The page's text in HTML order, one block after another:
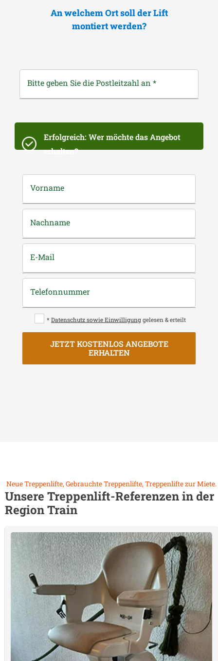
An welchem Ort soll der Lift
montiert werden?
Bitte geben Sie die Postleitzahl an *
Erfolgreich: Wer möchte das Angebot
erhalten?
Vorname
Nachname
E-Mail
Telefonnummer
* Datenschutz sowie Einwilligung gelesen & erteilt
JETZT KOSTENLOS ANGEBOTE
ERHALTEN
Neue Treppenlifte, Gebrauchte Treppenlifte, Treppenlifte zur Miete.
Unsere Treppenlift-Referenzen in der
RegionTrain